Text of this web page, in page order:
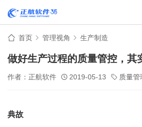
首页 管理视角 生产制造
做好生产过程的质量管控，其
作者：正航软件 2019-05-13 质量管
典故